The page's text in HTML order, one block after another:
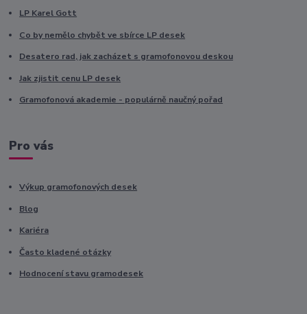
LP Karel Gott
Co by nemělo chybět ve sbírce LP desek
Desatero rad, jak zacházet s gramofonovou deskou
Jak zjistit cenu LP desek
Gramofonová akademie - populárně naučný pořad
Pro vás
Výkup gramofonových desek
Blog
Kariéra
Často kladené otázky
Hodnocení stavu gramodesek